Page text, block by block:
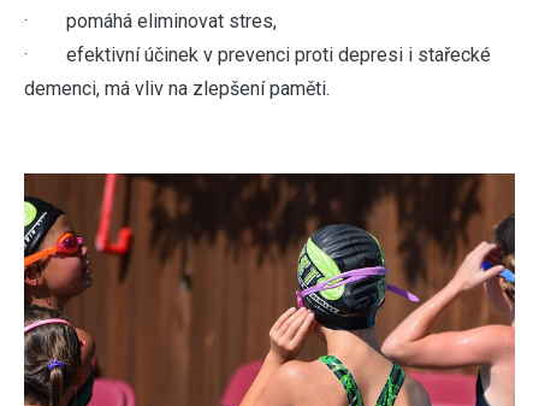
· pomáhá eliminovat stres,
· efektivní účinek v prevenci proti depresi i stařecké
demenci, má vliv na zlepšení paměti.